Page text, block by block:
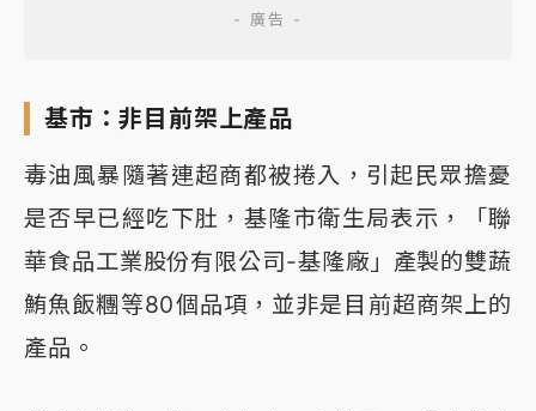
基市：非目前架上產品
毒油風暴隨著連超商都被捲入，引起民眾擔憂
是否早已經吃下肚，基隆市衛生局表示，「聯
華食品工業股份有限公司-基隆廠」產製的雙蔬
鮪魚飯糰等80個品項，並非是目前超商架上的
產品。